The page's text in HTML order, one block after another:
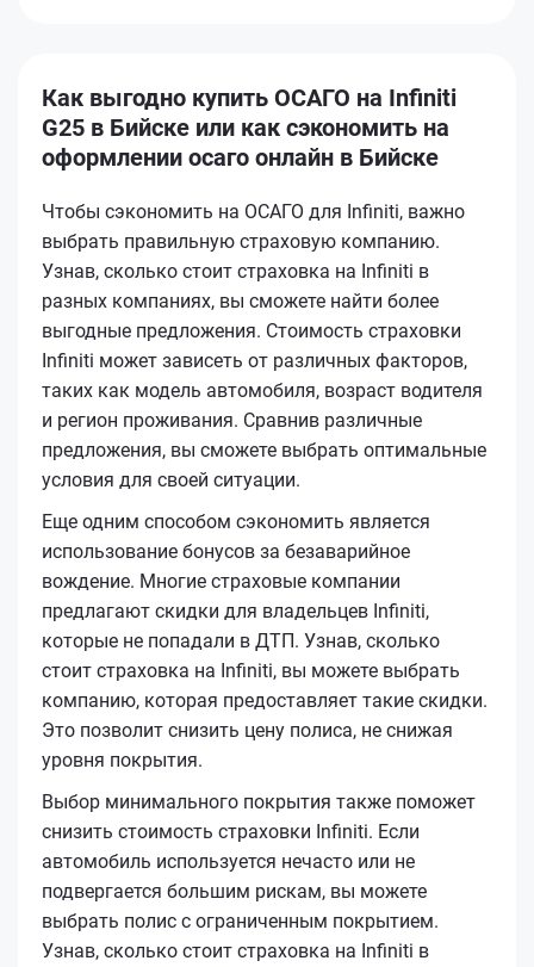
Как выгодно купить ОСАГО на Infiniti
G25 в Бийске или как сэкономить на
оформлении осаго онлайн в Бийске
Чтобы сэкономить на ОСАГО для Infiniti, важно
выбрать правильную страховую компанию.
Узнав, сколько стоит страховка на Infiniti в
разных компаниях, вы сможете найти более
выгодные предложения. Стоимость страховки
Infiniti может зависеть от различных факторов,
таких как модель автомобиля, возраст водителя
и регион проживания. Сравнив различные
предложения, вы сможете выбрать оптимальные
условия для своей ситуации.
Еще одним способом сэкономить является
использование бонусов за безаварийное
вождение. Многие страховые компании
предлагают скидки для владельцев Infiniti,
которые не попадали в ДТП. Узнав, сколько
стоит страховка на Infiniti, вы можете выбрать
компанию, которая предоставляет такие скидки.
Это позволит снизить цену полиса, не снижая
уровня покрытия.
Выбор минимального покрытия также поможет
снизить стоимость страховки Infiniti. Если
автомобиль используется нечасто или не
подвергается большим рискам, вы можете
выбрать полис с ограниченным покрытием.
Узнав, сколько стоит страховка на Infiniti в